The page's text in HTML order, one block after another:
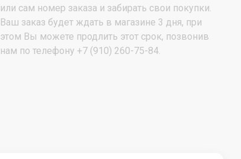
или сам номер заказа и забирать свои покупки.
Ваш заказ будет ждать в магазине 3 дня, при
этом Вы можете продлить этот срок, позвонив
нам по телефону +7 (910) 260-75-84.